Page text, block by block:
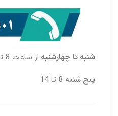
شنبه تا چهارشنبه از ساعت 8 تا 16:30
پنج شنبه